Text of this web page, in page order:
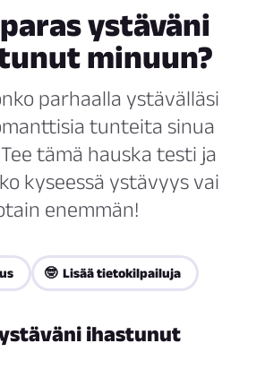
ystäväni
minuun?
parhaalla ystävälläsi
tunteita sinua
tämä hauska testi ja
kyseessä ystävyys vai
enemmän!
🤓 Lisää tietokilpailuja
ihastunut